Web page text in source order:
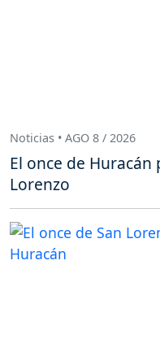
Noticias • AGO 8 / 2026
El once de Huracán
Lorenzo